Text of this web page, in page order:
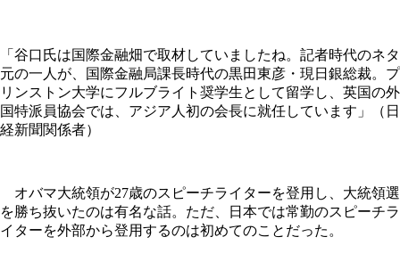
「谷口氏は国際金融畑で取材していましたね。記者時代のネタ
元の一人が、国際金融局課長時代の黒田東彦・現日銀総裁。プ
リンストン大学にフルブライト奨学生として留学し、英国の外
国特派員協会では、アジア人初の会長に就任しています」（日
経新聞関係者）
オバマ大統領が27歳のスピーチライターを登用し、大統領選
を勝ち抜いたのは有名な話。ただ、日本では常勤のスピーチラ
イターを外部から登用するのは初めてのことだった。